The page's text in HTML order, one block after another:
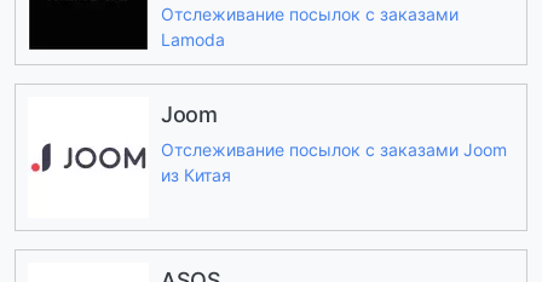
Отслеживание посылок с заказами
Lamoda
Joom
Отслеживание посылок с заказами Joom
из Китая